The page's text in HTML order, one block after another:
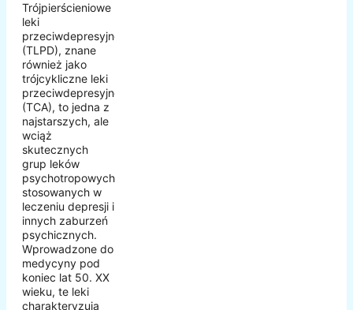
Trójpierścieniowe
leki
przeciwdepresyjne
(TLPD), znane
również jako
trójcykliczne leki
przeciwdepresyjne
(TCA), to jedna z
najstarszych, ale
wciąż
skutecznych
grup leków
psychotropowych
stosowanych w
leczeniu depresji i
innych zaburzeń
psychicznych.
Wprowadzone do
medycyny pod
koniec lat 50. XX
wieku, te leki
charakteryzują